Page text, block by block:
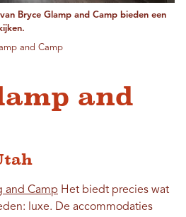
Bryce Glamp and Camp bieden een
and Camp
and
and Camp Het biedt precies wat
luxe. De accommodaties